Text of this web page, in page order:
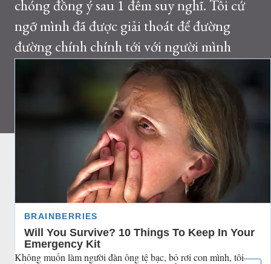
chóng đồng ý sau 1 đêm suy nghĩ. Tôi cứ
ngỡ mình đã được giải thoát để đường
đường chính chính tới với người mình
yêu. Thế nhưng đúng lúc tôi đang hạnh
phúc nhất thì một người đàn ông xuất
Không muốn làm người đàn ông tệ bạc, bỏ rơi con mình, tôi